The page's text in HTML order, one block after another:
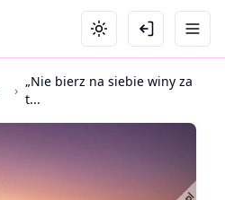
›
„Nie bierz na siebie winy za
t...